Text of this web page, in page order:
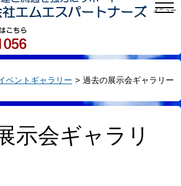
メニュー
ベントギャラリー > 過去の展示会ギャラリー
示会ギャラリ